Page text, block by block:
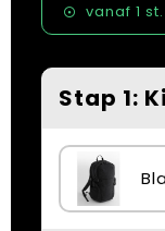
vanaf 1 st.
Stap 1: